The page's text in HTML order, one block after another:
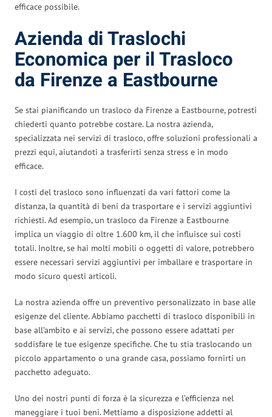
efficace possibile.
Azienda di Traslochi
Economica per il Trasloco
da Firenze a Eastbourne
Se stai pianificando un trasloco da Firenze a Eastbourne, potresti
chiederti quanto potrebbe costare. La nostra azienda,
specializzata nei servizi di trasloco, offre soluzioni professionali a
prezzi equi, aiutandoti a trasferirti senza stress e in modo
efficace.
I costi del trasloco sono influenzati da vari fattori come la
distanza, la quantità di beni da trasportare e i servizi aggiuntivi
richiesti. Ad esempio, un trasloco da Firenze a Eastbourne
implica un viaggio di oltre 1.600 km, il che influisce sui costi
totali. Inoltre, se hai molti mobili o oggetti di valore, potrebbero
essere necessari servizi aggiuntivi per imballare e trasportare in
modo sicuro questi articoli.
La nostra azienda offre un preventivo personalizzato in base alle
esigenze del cliente. Abbiamo pacchetti di trasloco disponibili in
base all’ambito e ai servizi, che possono essere adattati per
soddisfare le tue esigenze specifiche. Che tu stia traslocando un
piccolo appartamento o una grande casa, possiamo fornirti un
pacchetto adeguato.
Uno dei nostri punti di forza è la sicurezza e l’efficienza nel
maneggiare i tuoi beni. Mettiamo a disposizione addetti al